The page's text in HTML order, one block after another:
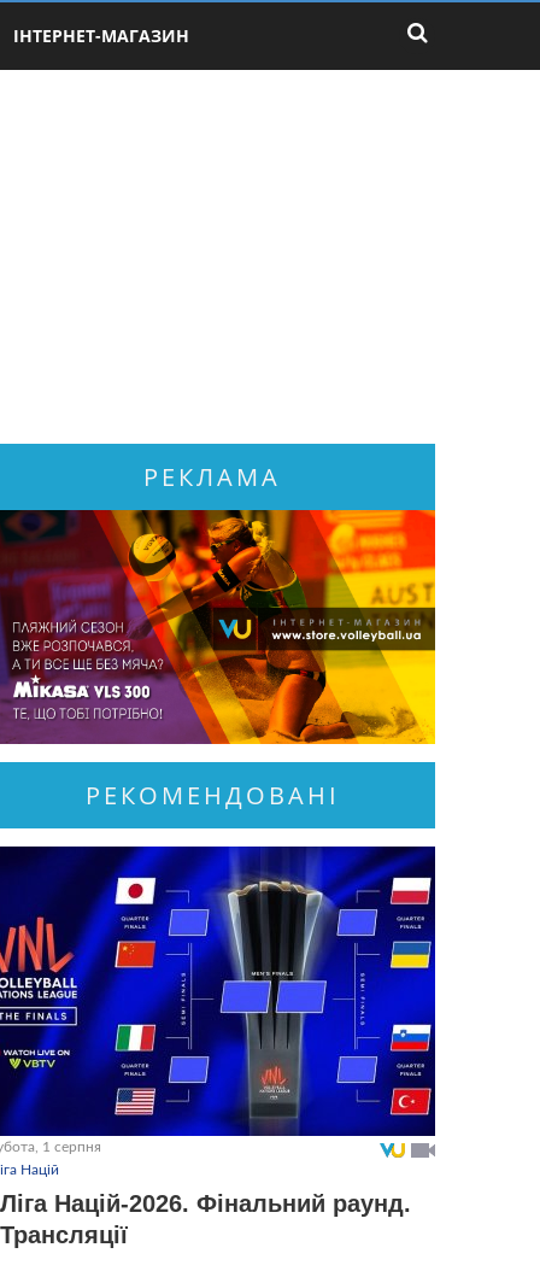
ІНТЕРНЕТ-МАГАЗИН
РЕКЛАМА
РЕКОМЕНДОВАНІ
1 серпня
Націй
Ліга Націй-2026. Фінальний раунд.
Трансляції